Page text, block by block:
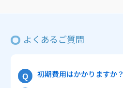
よくあるご質問
初期費用はかかりますか？